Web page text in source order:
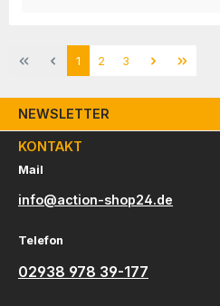
Seite
1 Seite
2 Seite
3
NEWSLETTER
KONTAKT
Mail
info@action-shop24.de
Telefon
02938 978 39-177